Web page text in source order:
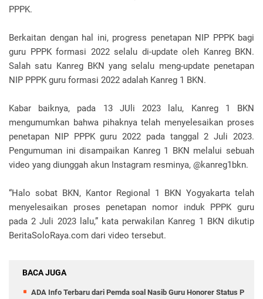
PPPK.
Berkaitan dengan hal ini, progress penetapan NIP PPPK bagi
guru PPPK formasi 2022 selalu di-update oleh Kanreg BKN.
Salah satu Kanreg BKN yang selalu meng-update penetapan
NIP PPPK guru formasi 2022 adalah Kanreg 1 BKN.
Kabar baiknya, pada 13 JUli 2023 lalu, Kanreg 1 BKN
mengumumkan bahwa pihaknya telah menyelesaikan proses
penetapan NIP PPPK guru 2022 pada tanggal 2 Juli 2023.
Pengumuman ini disampaikan Kanreg 1 BKN melalui sebuah
video yang diunggah akun Instagram resminya, @kanreg1bkn.
“Halo sobat BKN, Kantor Regional 1 BKN Yogyakarta telah
menyelesaikan proses penetapan nomor induk PPPK guru
pada 2 Juli 2023 lalu,” kata perwakilan Kanreg 1 BKN dikutip
BeritaSoloRaya.com dari video tersebut.
BACA JUGA
ADA Info Terbaru dari Pemda soal Nasib Guru Honorer Status P